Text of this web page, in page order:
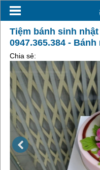
Tiệm bánh sinh
0947.365.384 -
Chia sẻ: